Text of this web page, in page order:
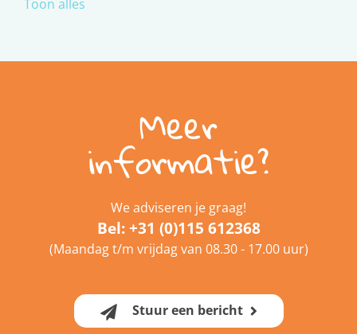
Toon alles
Meer
informatie?
We adviseren je graag!
Bel:+31 (0)115 612368
(Maandag t/m vrijdag van 08.30 - 17.00 uur)
Stuur een bericht